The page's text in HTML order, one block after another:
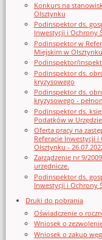
Konkurs na
Olsztynku
Podinspektor ds.
Inwestycji i Ochrony
Podinspektor w
Miejskim w Olsztynku
Podinspektor/
Podinspektor ds.
kryzysowego
Podinspektor ds.
kryzysowego -
Podinspektor ds.
Podatków w
Oferta pracy na
Referacie Inwestycji
Olsztynku -
Zarządzenie nr 9/
urzędnicze.
Podinspektor ds.
Inwestycji i Ochrony
Druki do pobrania
Oświadczenie o
Wniosek o
Wniosek o zakup